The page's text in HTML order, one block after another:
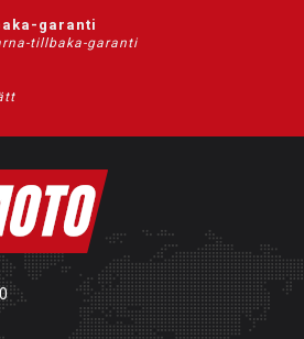
garanti
tillbaka-garanti